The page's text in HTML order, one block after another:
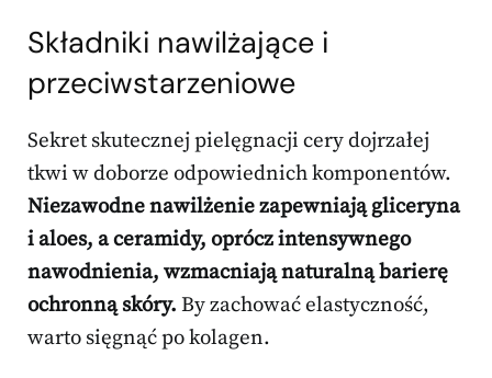
Składniki nawilżające i
przeciwstarzeniowe
Sekret skutecznej pielęgnacji cery dojrzałej
tkwi w doborze odpowiednich komponentów.
Niezawodne nawilżenie zapewniają gliceryna
i aloes, a ceramidy, oprócz intensywnego
nawodnienia, wzmacniają naturalną barierę
ochronną skóry. By zachować elastyczność,
warto sięgnąć po kolagen.